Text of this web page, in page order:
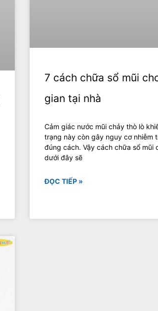
7 cách chữa sổ mũi
gian tại nhà
Cảm giác nước mũi chảy thò lò
trạng này còn gây nguy cơ nhiễm
đúng cách. Vậy cách chữa sổ mũi
dưới đây sẽ
ĐỌC TIẾP »